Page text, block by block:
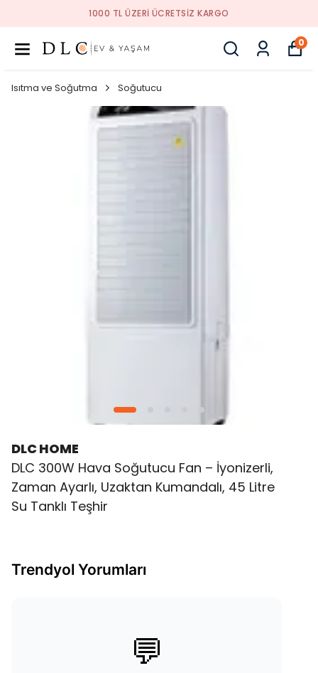
1000 TL ÜZERI ÜCRETSIZ KARGO
0
Isıtma ve Soğutma Soğutucu
DLC HOME
DLC 300W Hava Soğutucu Fan – İyonizerli,
Zaman Ayarlı, Uzaktan Kumandalı, 45 Litre
Su Tanklı Teşhir
Trendyol Yorumları
💬